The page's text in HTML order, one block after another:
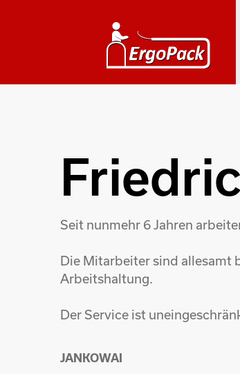
Seit nunmehr 6 Jahren
Die Mitarbeiter sind allesamt
Arbeitshaltung.
Der Service ist
JANKOWAI